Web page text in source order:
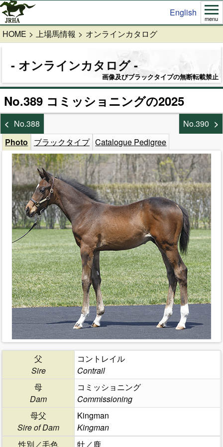
English
menu
HOME 上場馬情報 オンラインカタログ
オンラインカタログ
画像及びブラックタイプの無断転載禁止
No.389 コミッショニングの2025
No.388
No.390
Photo
ブラックタイプ Catalogue Pedigree
父
Sire
コントレイル
Contrail
母
Dam
コミッショニング
Commissioning
母父
Sire of Dam
Kingman
Kingman
性別／毛色
牡／鹿